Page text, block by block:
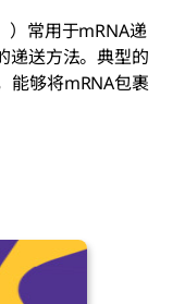
）常用于mRNA递
递送方法。典型的
能够将mRNA包裹